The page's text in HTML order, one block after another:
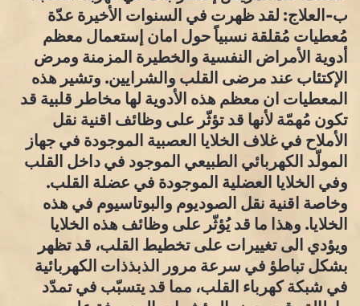
ب-العلاج: لقد ظهرت في السنوات الأخيرة عدّة
مُعطيات مُقلقة نسبياً حول امان إستعمال معظم
أدوية الأمراض النفسية والخطيرة المزمنة ومرض
الإكتئاب عند مرضى القلب والشرايين. وتشير هذه
المعطيات ان معظم هذه الأدوية لها مخاطر قلبية قد
تكون مُهمّة لأنها قد تؤثّر على وظائف اقنية نقل
الأملاح في غلاف الخلايا العصبية الموجودة في جهاز
المولّد الكهربائي الطبيعي الموجود في داخل القلب
وفي الخلايا العضلية الموجودة في عضلة القلب.
وخاصة اقنية نقل الصوديوم والبوتاسيوم في هذه
الخلايا. وهذا ما قد يُؤثّر على وظائف هذه الخلايا
ويؤدي الى تغييرات على تخطيط القلب، قد تظهر
بشكل تباطؤ في سرعة مرور الذبذذات الكهربائية
في شبكة كهرباء القلب، مما قد يتسبّب في تمدّد